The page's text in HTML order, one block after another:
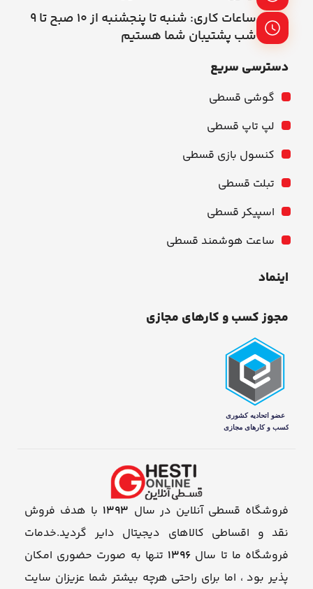
ساعات کاری: شنبه تا پنجشنبه از ۱۰ صبح تا ۹
شب پشتیبان شما هستیم
دسترسی سریع
گوشی قسطی
لپ تاپ قسطی
کنسول بازی قسطی
تبلت قسطی
اسپیکر قسطی
ساعت هوشمند قسطی
اینماد
مجوز کسب و کارهای مجازی
فروشگاه قسطی آنلاین در سال 1393 با هدف فروش
نقد و اقساطی کالاهای دیجیتال دایر گردید.خدمات
فروشگاه ما تا سال 1396 تنها به صورت حضوری امکان
پذیر بود ، اما برای راحتی هرچه بیشتر شما عزیزان سایت